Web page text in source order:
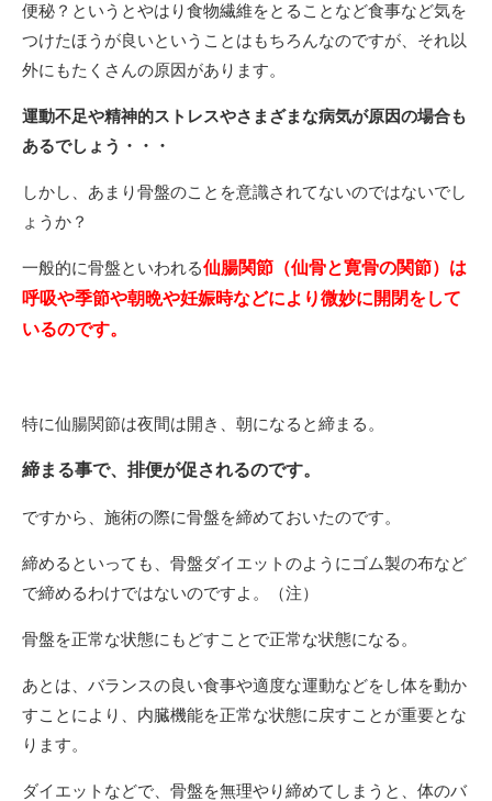
便秘？というとやはり食物繊維をとることなど食事など気を
つけたほうが良いということはもちろんなのですが、それ以
外にもたくさんの原因があります。
運動不足や精神的ストレスやさまざまな病気が原因の場合も
あるでしょう・・・
しかし、あまり骨盤のことを意識されてないのではないでし
ょうか？
一般的に骨盤といわれる仙腸関節（仙骨と寛骨の関節）は
呼吸や季節や朝晩や妊娠時などにより微妙に開閉をして
いるのです。
特に仙腸関節は夜間は開き、朝になると締まる。
締まる事で、排便が促されるのです。
ですから、施術の際に骨盤を締めておいたのです。
締めるといっても、骨盤ダイエットのようにゴム製の布など
で締めるわけではないのですよ。（注）
骨盤を正常な状態にもどすことで正常な状態になる。
あとは、バランスの良い食事や適度な運動などをし体を動か
すことにより、内臓機能を正常な状態に戻すことが重要とな
ります。
ダイエットなどで、骨盤を無理やり締めてしまうと、体のバ